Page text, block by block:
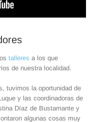
talleres a los que
de nuestra localidad.
tuvimos la oportunidad de
y las coordinadoras de
Díaz de Bustamante y
algunas cosas muy